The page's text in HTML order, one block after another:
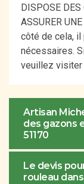
DISPOSE
ASSURER
côté de cela,
nécessaires.
veuillez
Artisan
des gazons
51170
Le devis
rouleau